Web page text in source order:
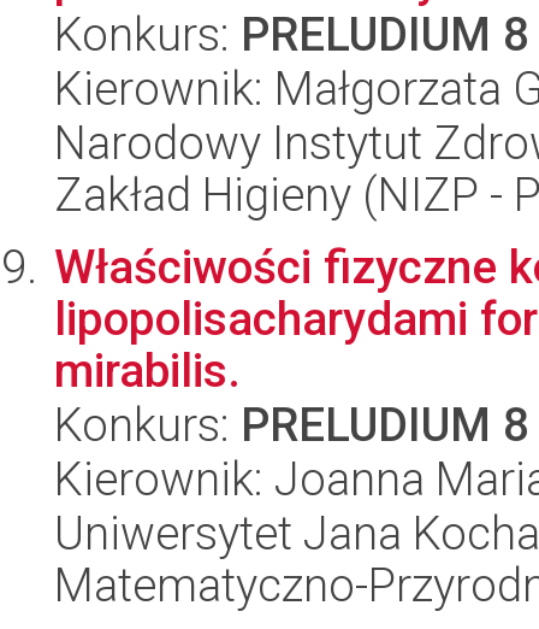
Konkurs: PRELUDIUM 8
Kierownik: Małgorzata
Narodowy Instytut
Zakład Higieny (NIZP -
Właściwości fizyczne
lipopolisacharydami
mirabilis.
Konkurs: PRELUDIUM 8
Kierownik: Joanna
Uniwersytet Jana
Matematyczno-